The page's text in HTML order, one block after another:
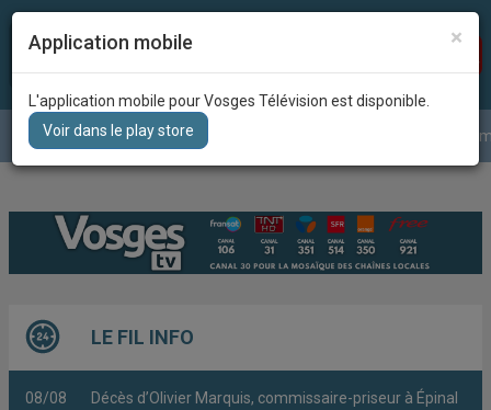
Le journal Grille des
LE FIL INFO
08/08
Décès d’Olivier Marquis, commissaire-priseur à Épinal
×
Application mobile
L'application mobile pour Vosges Télévision est disponible.
Voir dans le play store